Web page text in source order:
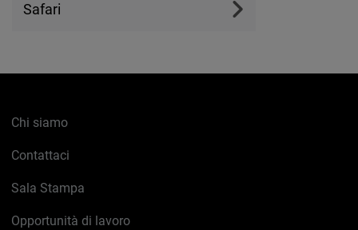
Safari
Chi siamo
Contattaci
Sala Stampa
Opportunità di lavoro